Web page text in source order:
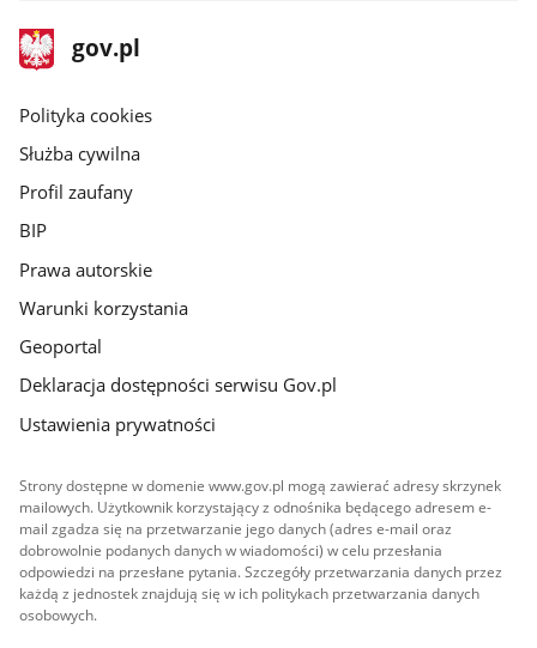
stopka
gov.pl
Strona
gov.pl
gov.pl
Polityka cookies
Służba cywilna
Profil zaufany
BIP
Prawa autorskie
Warunki korzystania
Geoportal
Deklaracja dostępności serwisu Gov.pl
Ustawienia prywatności
Strony dostępne w domenie www.gov.pl mogą zawierać adresy skrzynek
mailowych. Użytkownik korzystający z odnośnika będącego adresem e-
mail zgadza się na przetwarzanie jego danych (adres e-mail oraz
dobrowolnie podanych danych w wiadomości) w celu przesłania
odpowiedzi na przesłane pytania. Szczegóły przetwarzania danych przez
każdą z jednostek znajdują się w ich politykach przetwarzania danych
osobowych.